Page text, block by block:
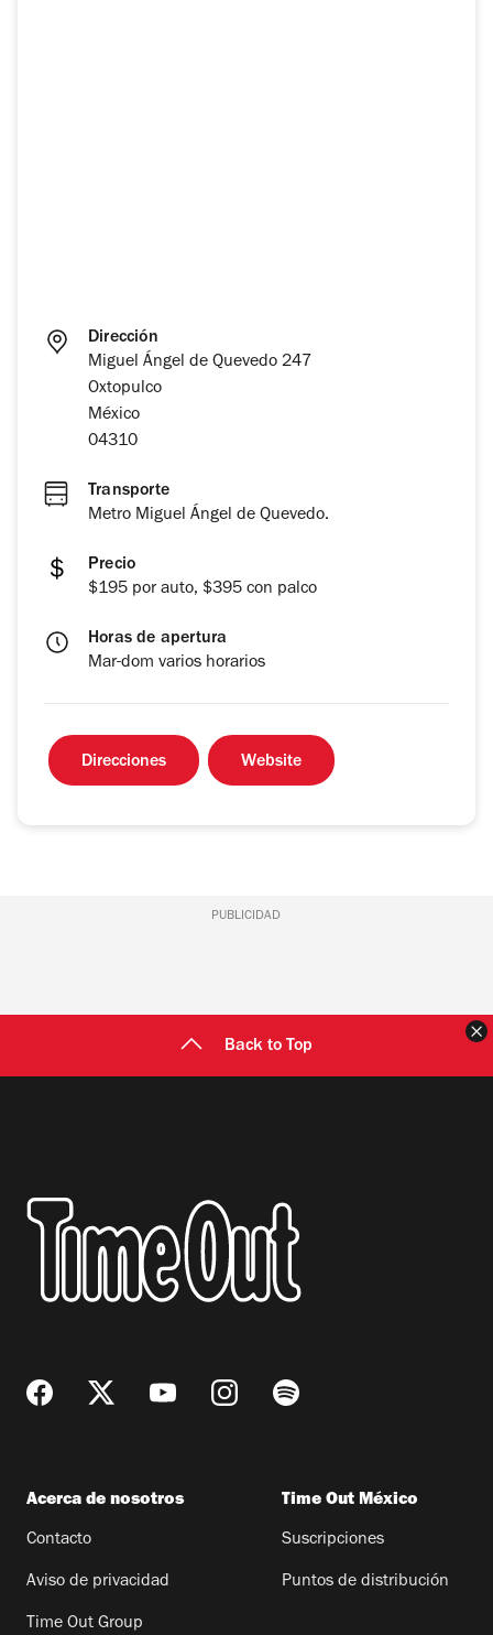
Dirección
Miguel Ángel de Quevedo 247
Oxtopulco
México
04310
Transporte
Metro Miguel Ángel de Quevedo.
Precio
$195 por auto, $395 con palco
Horas de apertura
Mar-dom varios horarios
Direcciones Website
PUBLICIDAD
Back to Top
Acerca de nosotros
Contacto
Aviso de privacidad
Time Out Group
Time Out México
Suscripciones
Puntos de distribución